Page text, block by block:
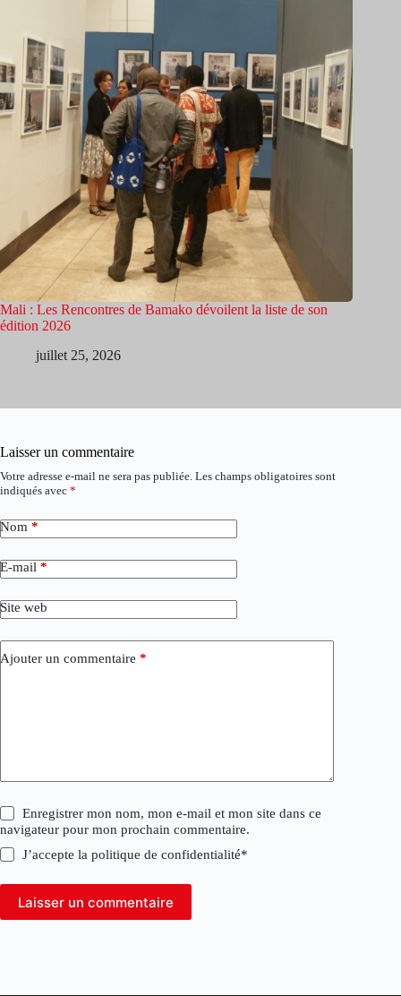
Mali : Les Rencontres de Bamako dévoilent la liste de son
édition 2026
juillet 25, 2026
Laisser un commentaire
Votre adresse e-mail ne sera pas publiée. Les champs obligatoires sont
indiqués avec *
Nom *
E-mail *
Site web
Ajouter un commentaire *
Enregistrer mon nom, mon e-mail et mon site dans ce
navigateur pour mon prochain commentaire.
J’accepte lapolitique de confidentialité*
Laisser un commentaire